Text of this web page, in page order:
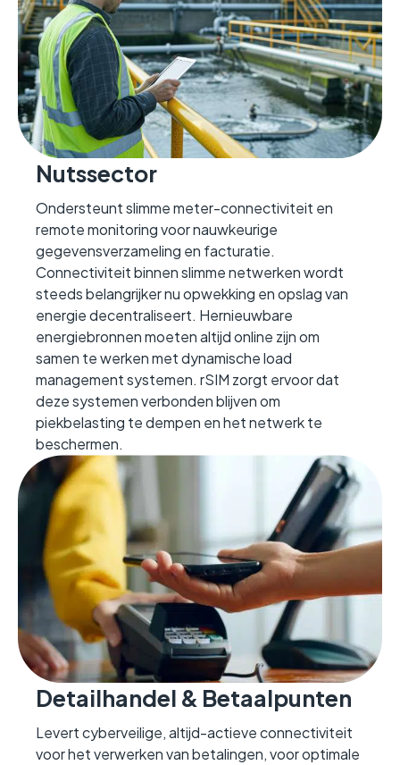
Nutssector
Ondersteunt slimme meter-connectiviteit en
remote monitoring voor nauwkeurige
gegevensverzameling en facturatie.
Connectiviteit binnen slimme netwerken wordt
steeds belangrijker nu opwekking en opslag van
energie decentraliseert. Hernieuwbare
energiebronnen moeten altijd online zijn om
samen te werken met dynamische load
management systemen. rSIM zorgt ervoor dat
deze systemen verbonden blijven om
piekbelasting te dempen en het netwerk te
beschermen.
Detailhandel & Betaalpunten
Levert cyberveilige, altijd-actieve connectiviteit
voor het verwerken van betalingen, voor optimale